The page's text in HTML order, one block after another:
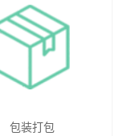
包装打包